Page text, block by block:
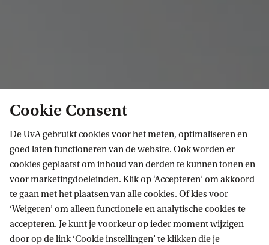
Cookie Consent
De UvA gebruikt cookies voor het meten, optimaliseren en
goed laten functioneren van de website. Ook worden er
cookies geplaatst om inhoud van derden te kunnen tonen en
voor marketingdoeleinden. Klik op ‘Accepteren’ om akkoord
te gaan met het plaatsen van alle cookies. Of kies voor
‘Weigeren’ om alleen functionele en analytische cookies te
accepteren. Je kunt je voorkeur op ieder moment wijzigen
door op de link ‘Cookie instellingen’ te klikken die je